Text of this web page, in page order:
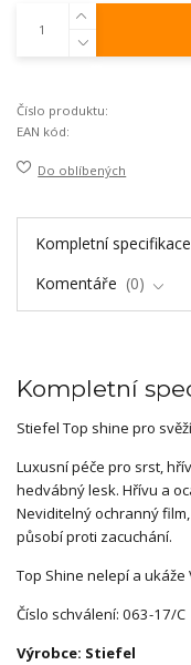
Číslo produktu:
EAN kód:
Do oblíbených
Kompletní specifikace
Komentáře
0
Kompletní
Stiefel Top shine pro
Luxusní péče pro srst,
hedvábný lesk. Hřívu a
Neviditelný ochranný
působí proti zacuchání.
Top Shine nelepí a
Číslo schválení: 063-17/C
Výrobce: Stiefel